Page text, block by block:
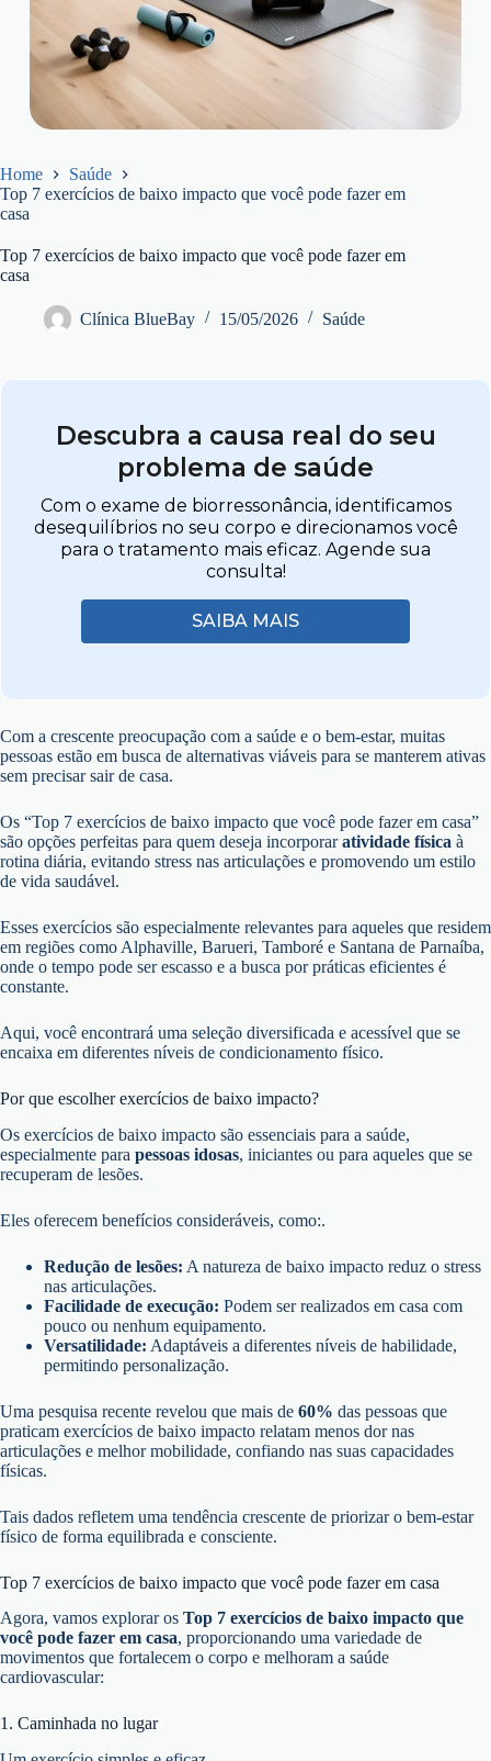
Home
Saúde
Top 7 exercícios de baixo impacto que você pode fazer em
casa
Top 7 exercícios de baixo impacto que você pode fazer em
casa
Clínica BlueBay 15/05/2026 Saúde
Descubra a causa real do seu
problema de saúde
Com o exame de biorressonância, identificamos
desequilíbrios no seu corpo e direcionamos você
para o tratamento mais eficaz. Agende sua
consulta!
SAIBA MAIS
Com a crescente preocupação com a saúde e o bem-estar, muitas
pessoas estão em busca de alternativas viáveis para se manterem ativas
sem precisar sair de casa.
Os “Top 7 exercícios de baixo impacto que você pode fazer em casa”
são opções perfeitas para quem deseja incorporaratividade física à
rotina diária, evitando stress nas articulações e promovendo um estilo
de vida saudável.
Esses exercícios são especialmente relevantes para aqueles que residem
em regiões como Alphaville, Barueri, Tamboré e Santana de Parnaíba,
onde o tempo pode ser escasso e a busca por práticas eficientes é
constante.
Aqui, você encontrará uma seleção diversificada e acessível que se
encaixa em diferentes níveis de condicionamento físico.
Por que escolher exercícios de baixo impacto?
Os exercícios de baixo impacto são essenciais para a saúde,
especialmente para pessoas idosas, iniciantes ou para aqueles que se
recuperam de lesões.
Eles oferecem benefícios consideráveis, como:.
Redução de lesões: A natureza de baixo impacto reduz o stress
nas articulações.
Facilidade de execução: Podem ser realizados em casa com
pouco ou nenhum equipamento.
Versatilidade: Adaptáveis a diferentes níveis de habilidade,
permitindo personalização.
Uma pesquisa recente revelou que mais de 60% das pessoas que
praticam exercícios de baixo impacto relatam menos dor nas
articulações e melhor mobilidade, confiando nas suas capacidades
físicas.
Tais dados refletem uma tendência crescente de priorizar o bem-estar
físico de forma equilibrada e consciente.
Top 7 exercícios de baixo impacto que você pode fazer em casa
Agora, vamos explorar os Top 7 exercícios de baixo impacto que
você pode fazer em casa, proporcionando uma variedade de
movimentos que fortalecem o corpo e melhoram a saúde
cardiovascular:
1. Caminhada no lugar